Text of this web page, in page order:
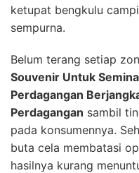
ketupat bengkulu
sempurna.
Belum terang setiap
Souvenir Untuk
Perdagangan
Perdagangan sambil
pada konsumennya.
buta cela membatasi
hasilnya kurang